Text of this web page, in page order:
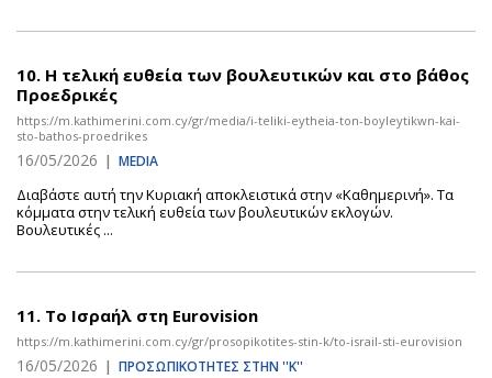
10. Η τελική ευθεία των βουλευτικών και στο βάθος
Προεδρικές
https://m.kathimerini.com.cy/gr/media/i-teliki-eytheia-ton-boyleytikwn-kai-
sto-bathos-proedrikes
16/05/2026 | MEDIA
Διαβάστε αυτή την Κυριακή αποκλειστικά στην «Καθημερινή». Τα
κόμματα στην τελική ευθεία των βουλευτικών εκλογών.
Βουλευτικές ...
11. Το Ισραήλ στη Eurovision
https://m.kathimerini.com.cy/gr/prosopikotites-stin-k/to-israil-sti-eurovision
16/05/2026 | ΠΡΟΣΩΠΙΚΟΤΗΤΕΣ ΣΤΗΝ ''Κ''